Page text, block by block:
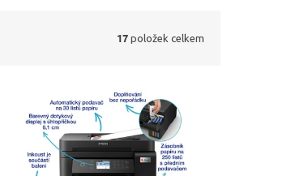
17 položek celkem